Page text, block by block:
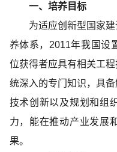
一、培养目标
为适应创新型国家
养体系，2011年我国设
位获得者应具有相关工
统深入的专门知识，具
技术创新以及规划和组
力，能在推动产业发展
果。